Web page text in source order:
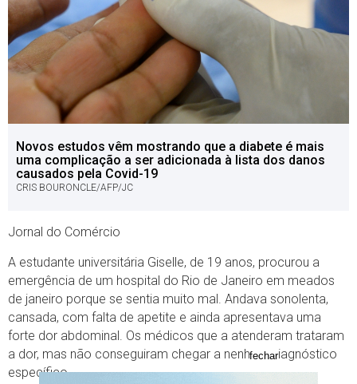
Novos estudos vêm mostrando que a diabete é mais
uma complicação a ser adicionada à lista dos danos
causados pela Covid-19
CRIS BOURONCLE/AFP/JC
Jornal do Comércio
A estudante universitária Giselle, de 19 anos, procurou a
emergência de um hospital do Rio de Janeiro em meados
de janeiro porque se sentia muito mal. Andava sonolenta,
cansada, com falta de apetite e ainda apresentava uma
forte dor abdominal. Os médicos que a atenderam trataram
a dor, mas não conseguiram chegar a nenhum diagnóstico
específico.
fechar